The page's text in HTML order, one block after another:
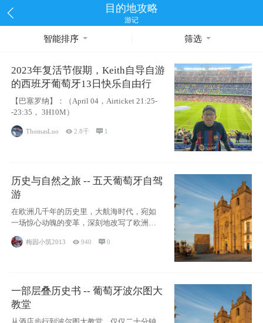
目的地攻略
游记
智能排序 筛选
2023年复活节假期，Keith自导自游
的西班牙葡萄牙13日快乐自由行
【巴塞罗纳】：（April 04，Airticket 21:25-
-23:35， 3H10M）
ThomasLuo 2.8千  1
历史与自然之旅 -- 五天葡萄牙自驾
游
在欧洲几千年的历史里，大航海时代，宛如
一场惊心动魄的变革，深刻地改写了欧洲的
梅园小筑2013 940 0
一部层叠历史书 -- 葡萄牙波尔图大
教堂